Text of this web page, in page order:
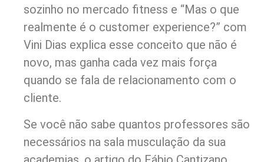
sozinho no mercado fitness e “Mas o que
realmente é o customer experience?” com
Vini Dias explica esse conceito que não é
novo, mas ganha cada vez mais força
quando se fala de relacionamento com o
cliente.
Se você não sabe quantos professores são
necessários na sala musculação da sua